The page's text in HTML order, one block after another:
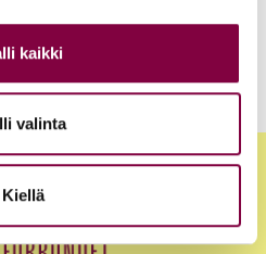
kaikki
valinta
Kiellä